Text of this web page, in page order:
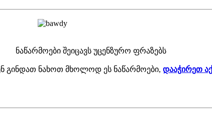
ნაწარმოები შეიცავს უცენზურო ფრაზებს
გინდათ ნახოთ მხოლოდ ეს ნაწარმოები, დააჭირეთ აქ